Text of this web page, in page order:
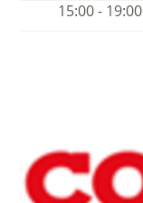
15:00 - 19:00